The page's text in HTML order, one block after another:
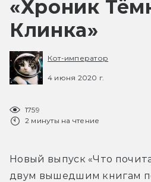
«Хроник
Клинка»
Кот-император
4 июня 2020 г.
1759
2 минуты на чтение
Новый выпуск «Что
двум вышедшим книгам